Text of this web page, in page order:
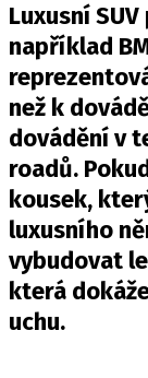
Luxusní
například
než k
dovádění v
roadů.
kousek,
luxusního
vybudovat
která
uchu.